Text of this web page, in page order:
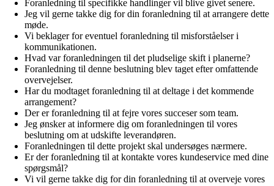
Foranledning til specifikke handlinger vil blive givet senere.
Jeg vil gerne takke dig for din foranledning til at arrangere dette
møde.
Vi beklager for eventuel foranledning til misforståelser i
kommunikationen.
Hvad var foranledningen til det pludselige skift i planerne?
Foranledning til denne beslutning blev taget efter omfattende
overvejelser.
Har du modtaget foranledning til at deltage i det kommende
arrangement?
Der er foranledning til at fejre vores succeser som team.
Jeg ønsker at informere dig om foranledningen til vores
beslutning om at udskifte leverandøren.
Foranledningen til dette projekt skal undersøges nærmere.
Er der foranledning til at kontakte vores kundeservice med dine
spørgsmål?
Vi vil gerne takke dig for din foranledning til at overveje vores